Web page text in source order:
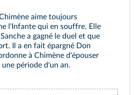
aime toujours
l'Infante qui en souffre. Elle
a gagné le duel et que
Il a en fait épargné Don
à Chimène d'épouser
une période d'un an.